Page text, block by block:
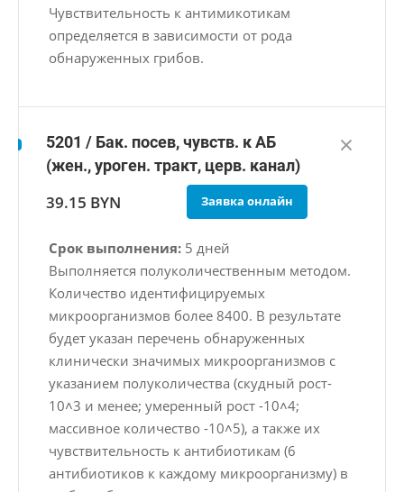
Чувствительность к антимикотикам
определяется в зависимости от рода
обнаруженных грибов.
5201 / Бак. посев, чувств. к АБ
(жен., уроген. тракт, церв. канал)
39.15 BYN Заявка онлайн
Срок выполнения: 5 дней
Выполняется полуколичественным методом.
Количество идентифицируемых
микроорганизмов более 8400. В результате
будет указан перечень обнаруженных
клинически значимых микроорганизмов с
указанием полуколичества (скудный рост-
10˄3 и менее; умеренный рост -10˄4;
массивное количество -10˄5), а также их
чувствительность к антибиотикам (6
антибиотиков к каждому микроорганизму) в